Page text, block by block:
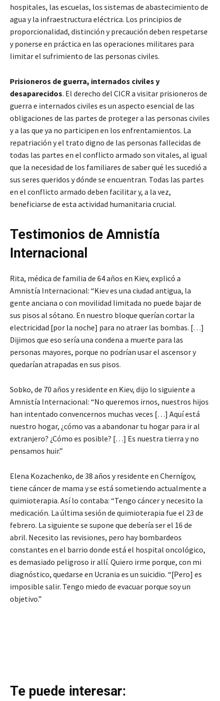
hospitales, las escuelas, los sistemas de abastecimiento de
agua y la infraestructura eléctrica. Los principios de
proporcionalidad, distinción y precaución deben respetarse
y ponerse en práctica en las operaciones militares para
limitar el sufrimiento de las personas civiles.
Prisioneros de guerra, internados civiles y
desaparecidos. El derecho del CICR a visitar prisioneros de
guerra e internados civiles es un aspecto esencial de las
obligaciones de las partes de proteger a las personas civiles
y a las que ya no participen en los enfrentamientos. La
repatriación y el trato digno de las personas fallecidas de
todas las partes en el conflicto armado son vitales, al igual
que la necesidad de los familiares de saber qué les sucedió a
sus seres queridos y dónde se encuentran. Todas las partes
en el conflicto armado deben facilitar y, a la vez,
beneficiarse de esta actividad humanitaria crucial.
Testimonios de Amnistía
Internacional
Rita, médica de familia de 64 años en Kiev, explicó a
Amnistía Internacional: “Kiev es una ciudad antigua, la
gente anciana o con movilidad limitada no puede bajar de
sus pisos al sótano. En nuestro bloque querían cortar la
electricidad [por la noche] para no atraer las bombas. […]
Dijimos que eso sería una condena a muerte para las
personas mayores, porque no podrían usar el ascensor y
quedarían atrapadas en sus pisos.
Sobko, de 70 años y residente en Kiev, dijo lo siguiente a
Amnistía Internacional: “No queremos irnos, nuestros hijos
han intentado convencernos muchas veces […] Aquí está
nuestro hogar, ¿cómo vas a abandonar tu hogar para ir al
extranjero? ¿Cómo es posible? […] Es nuestra tierra y no
pensamos huir.”
Elena Kozachenko, de 38 años y residente en Chernígov,
tiene cáncer de mama y se está sometiendo actualmente a
quimioterapia. Así lo contaba: “Tengo cáncer y necesito la
medicación. La última sesión de quimioterapia fue el 23 de
febrero. La siguiente se supone que debería ser el 16 de
abril. Necesito las revisiones, pero hay bombardeos
constantes en el barrio donde está el hospital oncológico,
es demasiado peligroso ir allí. Quiero irme porque, con mi
diagnóstico, quedarse en Ucrania es un suicidio. “[Pero] es
imposible salir. Tengo miedo de evacuar porque soy un
objetivo.”
Te puede interesar: